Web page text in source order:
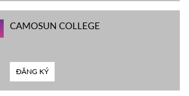
CAMOSUN COLLEGE
ĐĂNG KÝ